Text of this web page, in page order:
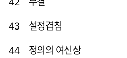
43 설정겹침
44 정의의 여신상